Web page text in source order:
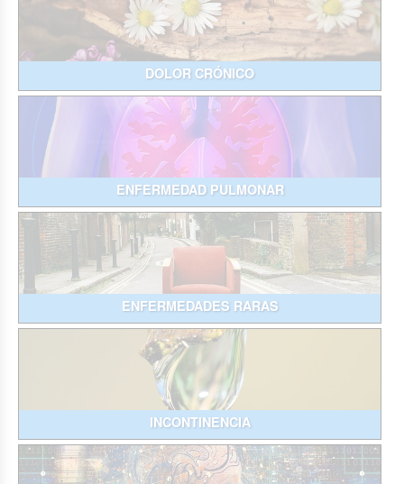
DOLOR CRÓNICO
ENFERMEDAD PULMONAR
ENFERMEDADES RARAS
INCONTINENCIA